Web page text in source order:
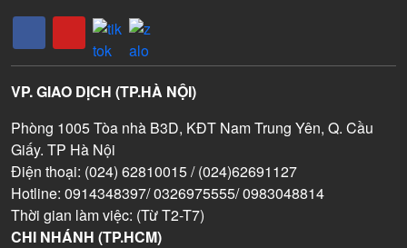
VP. GIAO DỊCH (TP.HÀ NỘI)
Phòng 1005 Tòa nhà B3D, KĐT Nam Trung Yên, Q. Cầu
Giấy. TP Hà Nội
Điện thoại: (024) 62810015 / (024)62691127
Hotline: 0914348397/ 0326975555/ 0983048814
Thời gian làm việc: (Từ T2-T7)
CHI NHÁNH (TP.HCM)